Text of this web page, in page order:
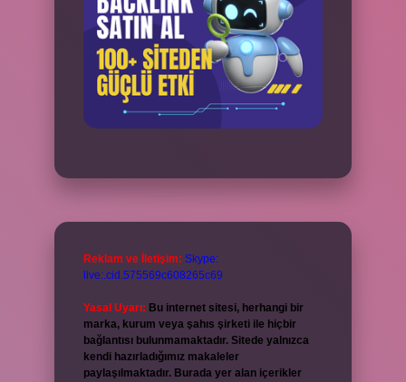
Reklam ve İletişim: Skype:
live:.cid.575569c608265c69
Yasal Uyarı: Bu internet sitesi, herhangi bir
marka, kurum veya şahıs şirketi ile hiçbir
bağlantısı bulunmamaktadır. Sitede yalnızca
kendi hazırladığımız makaleler
paylaşılmaktadır. Burada yer alan içerikler